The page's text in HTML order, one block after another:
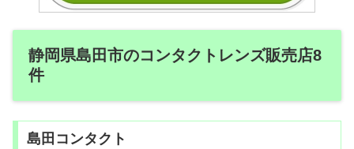
静岡県島田市のコンタクトレンズ販売店8
件
島田コンタクト